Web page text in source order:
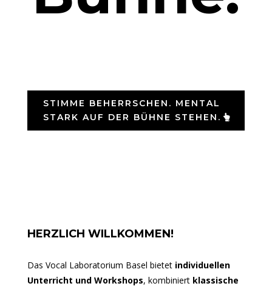
STIMME BEHERRSCHEN. MENTAL
STARK AUF DER BÜHNE STEHEN.
HERZLICH WILLKOMMEN!
Das Vocal Laboratorium Basel bietet individuellen
Unterricht und Workshops, kombiniert klassische